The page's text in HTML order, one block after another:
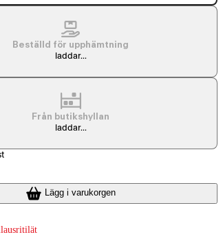
Beställd för upphämtning
laddar...
Från butikshyllan
laddar...
Lägg i varukorgen